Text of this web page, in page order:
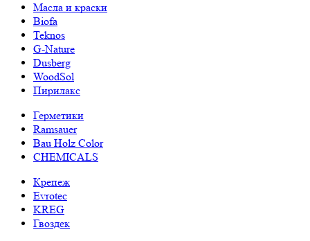
Масла и краски
Biofa
Teknos
G-Nature
Dusberg
WoodSol
Пирилакс
Герметики
Ramsauer
Bau Holz Color
CHEMICALS
Крепеж
Evrotec
KREG
Гвоздек